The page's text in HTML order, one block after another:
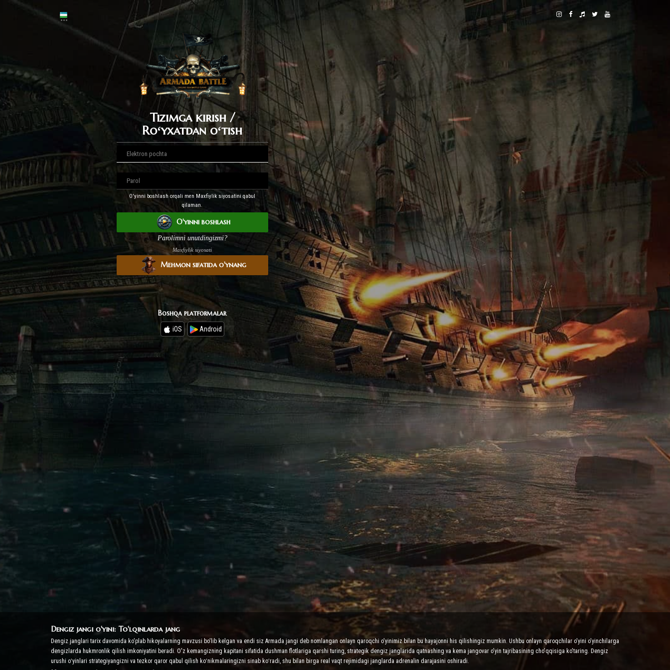
Tizimga kirish /
Roʻyxatdan oʻtish
O'yinni boshlash orqali men Maxfiylik siyosatini qabul
qilaman.
O'yinni boshlash
Parolimni unutdingizmi?
Maxfiylik siyosati
Mehmon sifatida o'ynang
Boshqa platformalar
iOS Android
Dengiz jangi o'yini: To'lqinlarda jang
Dengiz janglari tarix davomida ko'plab hikoyalarning mavzusi bo'lib kelgan va endi siz Armada jangi deb nomlangan onlayn qaroqchi o'yinimiz bilan bu hayajonni his qilishingiz mumkin. Ushbu onlayn qaroqchilar o'yini o'yinchilarga
dengizlarda hukmronlik qilish imkoniyatini beradi. O'z kemangizning kapitani sifatida dushman flotlariga qarshi turing, strategik dengiz janglarida qatnashing va kema jangovar o'yin tajribasining cho'qqisiga ko'taring. Dengiz
urushi oʻyinlari strategiyangizni va tezkor qaror qabul qilish koʻnikmalaringizni sinab koʻradi, shu bilan birga real vaqt rejimidagi janglarda adrenalin darajasini oshiradi.